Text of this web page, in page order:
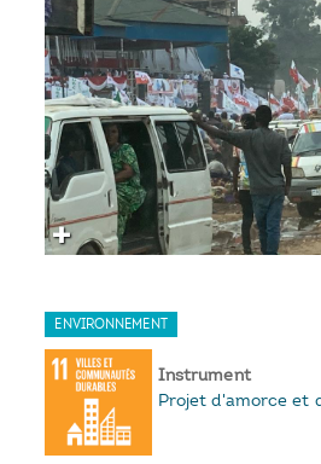
ENVIRONNEMENT
Instrument
Projet d'amorce et